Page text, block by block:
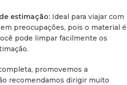
estimação: Ideal para viajar com
preocupações, pois o material é
pode limpar facilmente os
promovemos a
recomendamos dirigir muito